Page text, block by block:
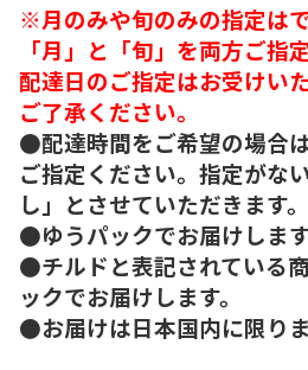
※月のみや旬のみの指定は
「月」と「旬」を両方ご指
配達日のご指定はお受けい
ご了承ください。
●配達時間をご希望の場合
ご指定ください。指定がな
し」とさせていただきます。
●ゆうパックでお届けします
●チルドと表記されている
ックでお届けします。
●お届けは日本国内に限りま